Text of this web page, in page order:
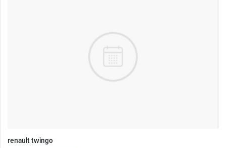
renault twingo